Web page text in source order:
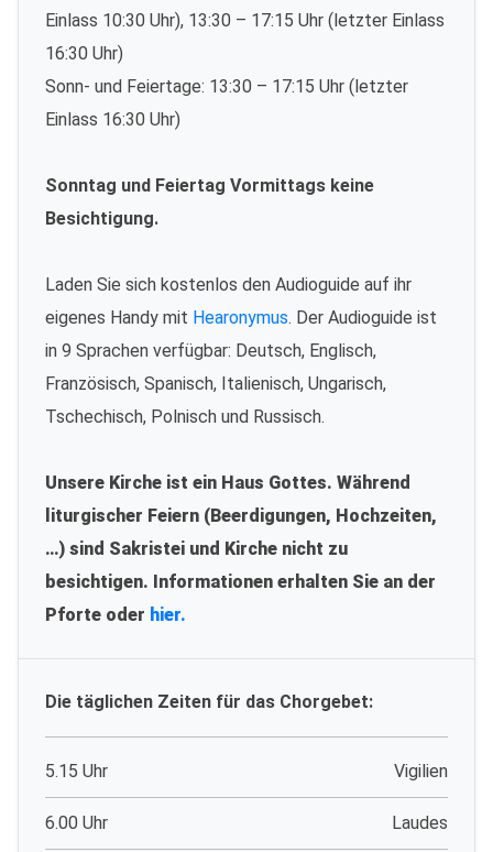
Einlass 10:30 Uhr), 13:30 – 17:15 Uhr (letzter Einlass
16:30 Uhr)
Sonn- und Feiertage: 13:30 – 17:15 Uhr (letzter
Einlass 16:30 Uhr)
Sonntag und Feiertag Vormittags keine
Besichtigung.
Laden Sie sich kostenlos den Audioguide auf ihr
eigenes Handy mit Hearonymus. Der Audioguide ist
in 9 Sprachen verfügbar: Deutsch, Englisch,
Französisch, Spanisch, Italienisch, Ungarisch,
Tschechisch, Polnisch und Russisch.
Unsere Kirche ist ein Haus Gottes. Während
liturgischer Feiern (Beerdigungen, Hochzeiten,
…) sind Sakristei und Kirche nicht zu
besichtigen. Informationen erhalten Sie an der
Pforte oder hier.
Die täglichen Zeiten für das Chorgebet:
5.15 Uhr Vigilien
6.00 Uhr Laudes